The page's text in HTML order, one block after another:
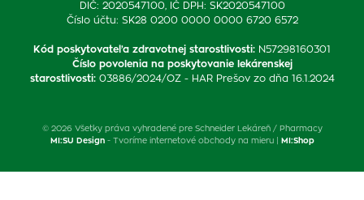
DIČ: 2020547100, IČ DPH: SK2020547100
Číslo účtu: SK28 0200 0000 0000 6720 6572
Kód poskytovateľa zdravotnej starostlivosti: N57298160301
Číslo povolenia na poskytovanie lekárenskej
starostlivosti: 03886/2024/OZ - HAR Prešov zo dňa 16.1.2024
© 2026 Všetky práva vyhradené pre Schneider Lekáreň / Pharmacy
MI:SU Design- Tvoríme internetové obchody na mieru | MI:Shop